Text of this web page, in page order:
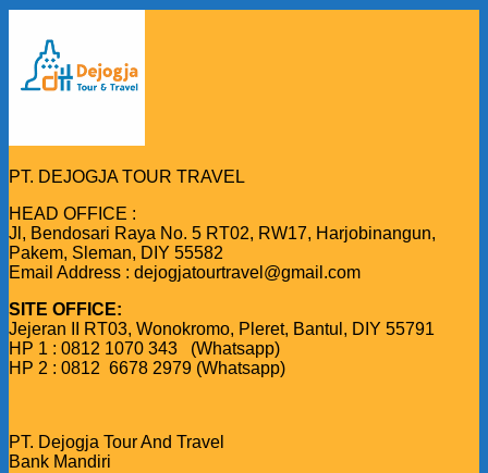
PT. DEJOGJA TOUR TRAVEL
HEAD OFFICE :
Jl, Bendosari Raya No. 5 RT02, RW17, Harjobinangun,
Pakem, Sleman, DIY 55582
Email Address : dejogjatourtravel@gmail.com
SITE OFFICE:
Jejeran II RT03, Wonokromo, Pleret, Bantul, DIY 55791
HP 1 : 0812 1070 343 (Whatsapp)
HP 2 : 0812 6678 2979 (Whatsapp)
PT. Dejogja Tour And Travel
Bank Mandiri